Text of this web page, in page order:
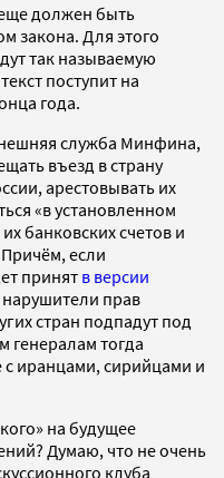
должен быть
закона. Для этого
так называемую
поступит на
года.
служба Минфина,
въезд в страну
арестовывать их
«в установленном
банковских счетов и
если
принят в версии
нарушители прав
стран подпадут под
генералам тогда
с иранцами, сирийцами и
на будущее
Думаю, что не очень
клуба